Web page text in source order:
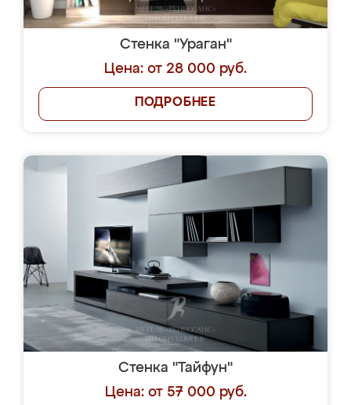
Стенка "Ураган"
Цена: от 28 000 руб.
ПОДРОБНЕЕ
Стенка "Тайфун"
Цена: от 57 000 руб.